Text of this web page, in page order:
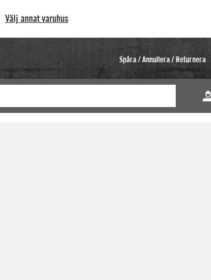
Välj annat varuhus
Spåra / Annullera / Returnera